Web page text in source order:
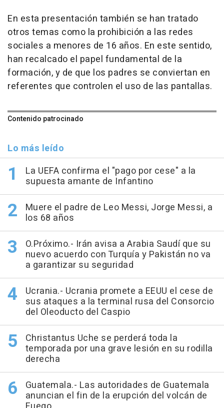
En esta presentación también se han tratado
otros temas como la prohibición a las redes
sociales a menores de 16 años. En este sentido,
han recalcado el papel fundamental de la
formación, y de que los padres se conviertan en
referentes que controlen el uso de las pantallas.
Contenido patrocinado
Lo más leído
La UEFA confirma el "pago por cese" a la
supuesta amante de Infantino
Muere el padre de Leo Messi, Jorge Messi, a
los 68 años
O.Próximo.- Irán avisa a Arabia Saudí que su
nuevo acuerdo con Turquía y Pakistán no va
a garantizar su seguridad
Ucrania.- Ucrania promete a EEUU el cese de
sus ataques a la terminal rusa del Consorcio
del Oleoducto del Caspio
Christantus Uche se perderá toda la
temporada por una grave lesión en su rodilla
derecha
Guatemala.- Las autoridades de Guatemala
anuncian el fin de la erupción del volcán de